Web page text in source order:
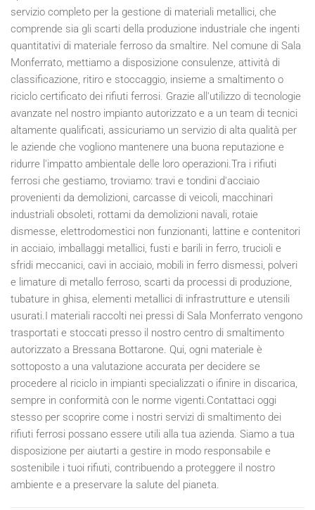
servizio completo per la gestione di materiali metallici, che
comprende sia gli scarti della produzione industriale che ingenti
quantitativi di materiale ferroso da smaltire. Nel comune di Sala
Monferrato, mettiamo a disposizione consulenze, attività di
classificazione, ritiro e stoccaggio, insieme a smaltimento o
riciclo certificato dei rifiuti ferrosi. Grazie all'utilizzo di tecnologie
avanzate nel nostro impianto autorizzato e a un team di tecnici
altamente qualificati, assicuriamo un servizio di alta qualità per
le aziende che vogliono mantenere una buona reputazione e
ridurre l'impatto ambientale delle loro operazioni.Tra i rifiuti
ferrosi che gestiamo, troviamo: travi e tondini d'acciaio
provenienti da demolizioni, carcasse di veicoli, macchinari
industriali obsoleti, rottami da demolizioni navali, rotaie
dismesse, elettrodomestici non funzionanti, lattine e contenitori
in acciaio, imballaggi metallici, fusti e barili in ferro, trucioli e
sfridi meccanici, cavi in acciaio, mobili in ferro dismessi, polveri
e limature di metallo ferroso, scarti da processi di produzione,
tubature in ghisa, elementi metallici di infrastrutture e utensili
usurati.I materiali raccolti nei pressi di Sala Monferrato vengono
trasportati e stoccati presso il nostro centro di smaltimento
autorizzato a Bressana Bottarone. Qui, ogni materiale è
sottoposto a una valutazione accurata per decidere se
procedere al riciclo in impianti specializzati o ifinire in discarica,
sempre in conformità con le norme vigenti.Contattaci oggi
stesso per scoprire come i nostri servizi di smaltimento dei
rifiuti ferrosi possano essere utili alla tua azienda. Siamo a tua
disposizione per aiutarti a gestire in modo responsabile e
sostenibile i tuoi rifiuti, contribuendo a proteggere il nostro
ambiente e a preservare la salute del pianeta.